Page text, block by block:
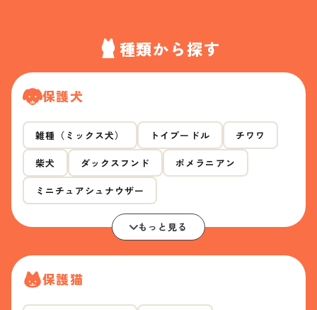
種類から探す
保護犬
雑種（ミックス犬） トイプードル チワワ
柴犬 ダックスフンド ポメラニアン
ミニチュアシュナウザー
もっと見る
保護猫